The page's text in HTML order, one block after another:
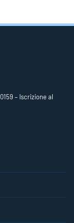
– Iscrizione al